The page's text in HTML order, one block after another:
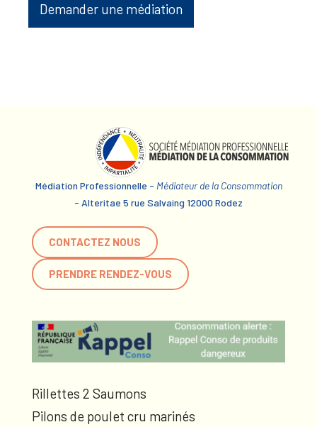
Demander une médiation
Médiation Professionnelle - Médiateur de la Consommation
- Alteritae 5 rue Salvaing 12000 Rodez
CONTACTEZ NOUS
PRENDRE RENDEZ-VOUS
Rillettes 2 Saumons
Pilons de poulet cru marinés